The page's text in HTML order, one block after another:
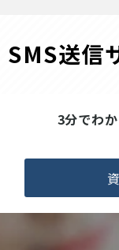
SMS送信
3分でわ